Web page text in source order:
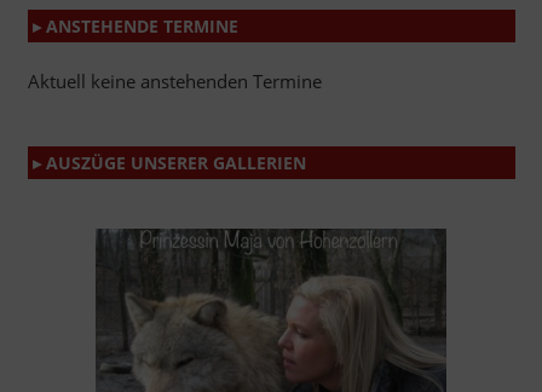
▸ ANSTEHENDE TERMINE
Aktuell keine anstehenden Termine
▸ AUSZÜGE UNSERER GALLERIEN